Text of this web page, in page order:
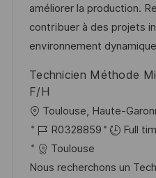
a
t
e
r
y
améliorer la production.
contribuer à des projets
environnement
Technicien Méthode
F/H
L
o
c
a
Toulouse, Haute-
J
o
b
R0328859 Full
Toulouse
Nous recherchons un